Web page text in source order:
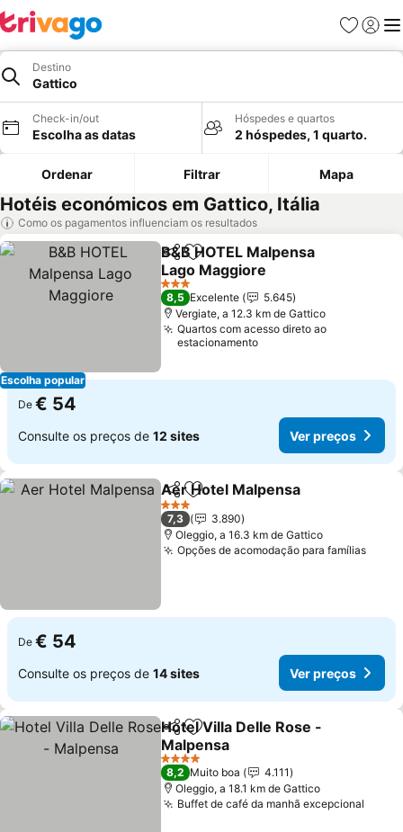
Favoritos
Iniciar
Destino
Gattico
Check-in/out
Escolha as datas
Hóspedes e quartos
2 hóspedes, 1 quarto.
Ordenar Filtrar Mapa
Hotéis económicos em Gattico, Itália
Como os pagamentos influenciam os resultados
Escolha popular
PartilharAdicionar aos favoritos
B&B HOTEL Malpensa
Lago Maggiore
3 Estrelas
8,5 Excelente
5.645
Vergiate, a 12.3 km de Gattico
Quartos com acesso direto ao
estacionamento
De € 54
Consulte os preços de 12 sites Ver preços
PartilharAdicionar aos favoritos
Aer Hotel Malpensa
3 Estrelas
7,3
3.890
Oleggio, a 16.3 km de Gattico
Opções de acomodação para famílias
De € 54
Consulte os preços de 14 sites Ver preços
PartilharAdicionar aos favoritos
Hotel Villa Delle Rose -
Malpensa
4 Estrelas
8,2 Muito boa
4.111
Oleggio, a 18.1 km de Gattico
Buffet de café da manhã excepcional